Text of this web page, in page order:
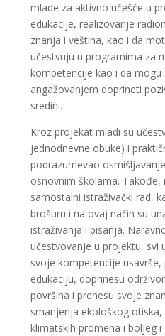
mlade za aktivno učešće u
edukacije, realizovanje
znanja i veština, kao i da
učestvuju u programima za
kompetencije kao i da mogu
angažovanjem doprineti
sredini.
Kroz projekat mladi su
jednodnevne obuke) i
podrazumevao
osnovnim školama. Takođe,
samostalni istraživački rad,
brošuru i na ovaj način su
istraživanja i pisanja.
učestvovanje u projektu, svi
svoje kompetencije
edukaciju, doprinesu
površina i prenesu svoje
smanjenja ekološkog
klimatskih promena i boljeg